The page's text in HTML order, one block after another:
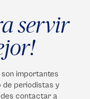
servir
importantes
de periodistas y
contactar a